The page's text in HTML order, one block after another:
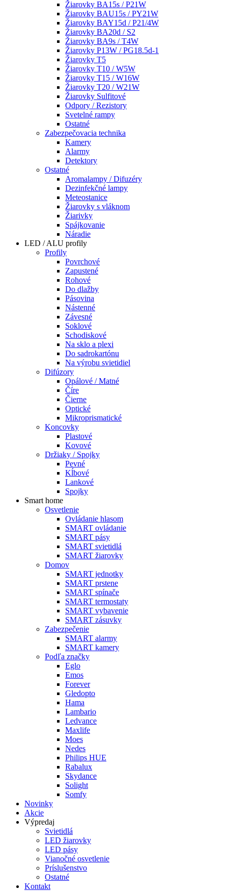
Žiarovky BA15s / P21W
Žiarovky BAU15s / PY21W
Žiarovky BAY15d / P21/4W
Žiarovky BA20d / S2
Žiarovky BA9s / T4W
Žiarovky P13W / PG18.5d-1
Žiarovky T5
Žiarovky T10 / W5W
Žiarovky T15 / W16W
Žiarovky T20 / W21W
Žiarovky Sulfitové
Odpory / Rezistory
Svetelné rampy
Ostatné
Zabezpečovacia technika
Kamery
Alarmy
Detektory
Ostatné
Aromalampy / Difuzéry
Dezinfekčné lampy
Meteostanice
Žiarovky s vláknom
Žiarivky
Spájkovanie
Náradie
LED / ALU profily
Profily
Povrchové
Zapustené
Rohové
Do dlažby
Pásovina
Nástenné
Závesné
Soklové
Schodiskové
Na sklo a plexi
Do sadrokartónu
Na výrobu svietidiel
Difúzory
Opálové / Matné
Číre
Čierne
Optické
Mikroprismatické
Koncovky
Plastové
Kovové
Držiaky / Spojky
Pevné
Kĺbové
Lankové
Spojky
Smart home
Osvetlenie
Ovládanie hlasom
SMART ovládanie
SMART pásy
SMART svietidlá
SMART žiarovky
Domov
SMART jednotky
SMART prstene
SMART spínače
SMART termostaty
SMART vybavenie
SMART zásuvky
Zabezpečenie
SMART alarmy
SMART kamery
Podľa značky
Eglo
Emos
Forever
Gledopto
Hama
Lambario
Ledvance
Maxlife
Moes
Nedes
Philips HUE
Rabalux
Skydance
Solight
Somfy
Novinky
Akcie
Výpredaj
Svietidlá
LED žiarovky
LED pásy
Vianočné osvetlenie
Príslušenstvo
Ostatné
Kontakt